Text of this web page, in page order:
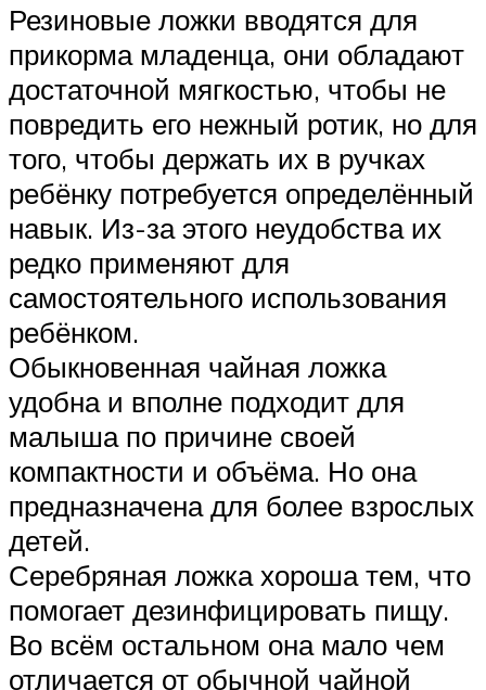
Резиновые ложки вводятся для
прикорма младенца, они обладают
достаточной мягкостью, чтобы не
повредить его нежный ротик, но для
того, чтобы держать их в ручках
ребёнку потребуется определённый
навык. Из-за этого неудобства их
редко применяют для
самостоятельного использования
ребёнком.
Обыкновенная чайная ложка
удобна и вполне подходит для
малыша по причине своей
компактности и объёма. Но она
предназначена для более взрослых
детей.
Серебряная ложка хороша тем, что
помогает дезинфицировать пищу.
Во всём остальном она мало чем
отличается от обычной чайной